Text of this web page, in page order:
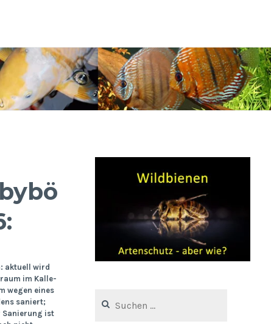
aktuell wird
im Kalle-
wegen eines
saniert;
Sanierung ist
nach: